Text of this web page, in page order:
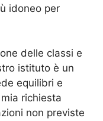
idoneo per
delle classi e
istituto è un
equilibri e
richiesta
non previste